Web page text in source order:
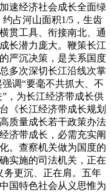
速经济社会成长全面绿
占河山面积1/5，生齿
贯工具、衔接南北、通
长潜力庞大。鞭策长江
严沉决策，是关系国度
多次深切长江沿线次掌
调“要毫不共抓大、不
，为长江经济带成长供
《长江经济带成长规划
质量成长若干政策办法
济带成长，必需充实阐
。查察机关做为国度的
实施的司法机关，正在
务更沉、正在肩。五年
国特色社会从义思惟为